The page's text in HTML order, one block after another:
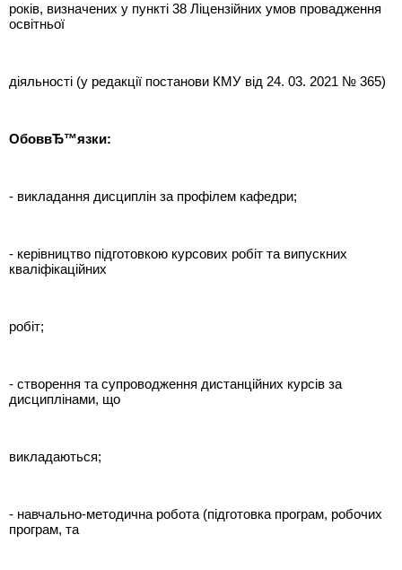
років, визначених у пункті 38 Ліцензійних умов провадження
освітньої
діяльності (у редакції постанови КМУ від 24. 03. 2021 № 365)
ОбоввЂ™язки:
- викладання дисциплін за профілем кафедри;
- керівництво підготовкою курсових робіт та випускних
кваліфікаційних
робіт;
- створення та супроводження дистанційних курсів за
дисциплінами, що
викладаються;
- навчально-методична робота (підготовка програм, робочих
програм, та